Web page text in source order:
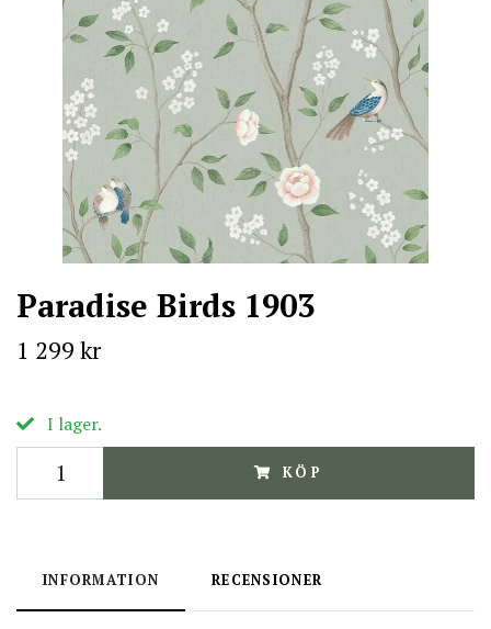
Paradise Birds 1903
1 299 kr
I lager.
KÖP
INFORMATION RECENSIONER